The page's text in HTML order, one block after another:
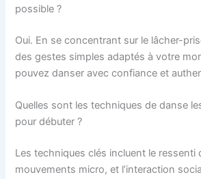
possible ?
Oui. En se concentrant sur le lâcher-
des gestes simples adaptés à votre
pouvez danser avec confiance et
Quelles sont les techniques de danse
pour débuter ?
Les techniques clés incluent le ressenti
mouvements micro, et l’interaction